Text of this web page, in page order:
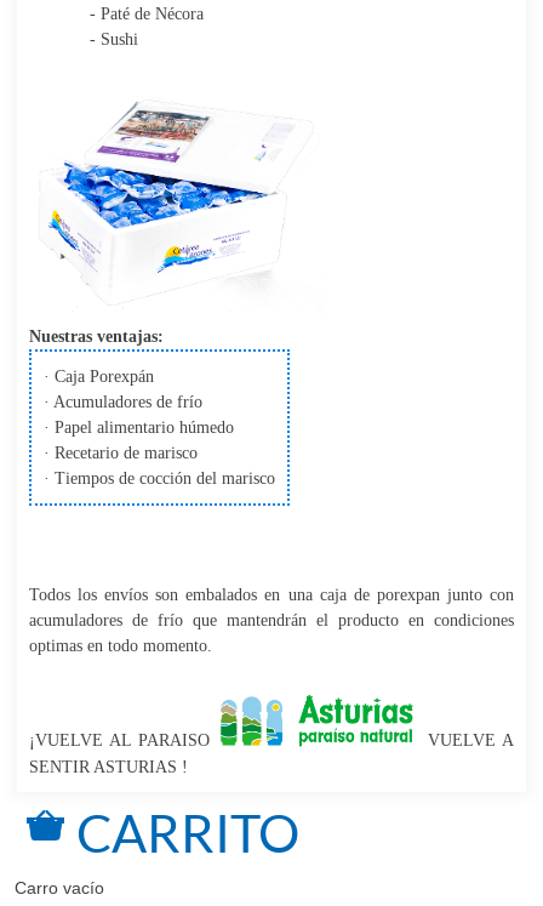
- Paté de Nécora
- Sushi
Nuestras ventajas:
· Caja Porexpán
· Acumuladores de frío
· Papel alimentario húmedo
· Recetario de marisco
· Tiempos de cocción del marisco
Todos los envíos son embalados en una caja de porexpan junto con
acumuladores de frío que mantendrán el producto en condiciones
optimas en todo momento.
¡VUELVE AL PARAISO
VUELVE A
SENTIR ASTURIAS !
CARRITO
Carro vacío